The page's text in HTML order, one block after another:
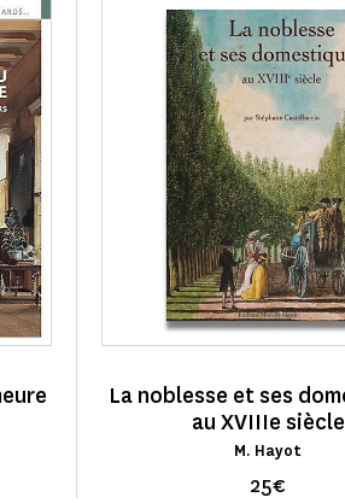
La noblesse et ses
au XVIIIe siècle
M. Hayot
25€